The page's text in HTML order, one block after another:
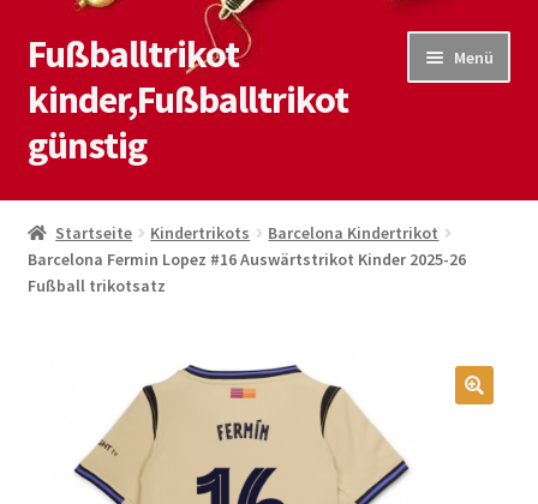
Zur
Navigation
springen
Zum
Inhalt
springen
Fußballtrikot
kinder,Fußballtrikot
günstig
Menü
Start
Blog
Kontaktiere uns
Mein Konto
Startseite Kindertrikots
Barcelona Kindertrikot
Barcelona Fermin Lopez #16 Auswärtstrikot Kinder 2025-26
Fußball trikotsatz